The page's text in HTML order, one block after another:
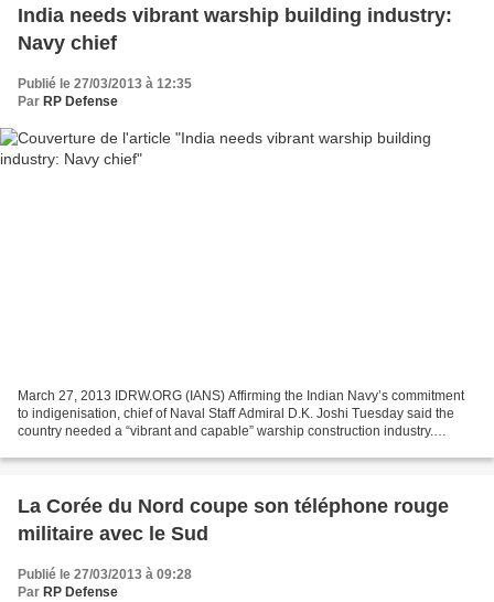
India needs vibrant warship building industry:
Navy chief
Publié le 27/03/2013 à 12:35
Par RP Defense
March 27, 2013 IDRW.ORG (IANS) Affirming the Indian Navy’s commitment
to indigenisation, chief of Naval Staff Admiral D.K. Joshi Tuesday said the
country needed a “vibrant and capable” warship construction industry.
La Corée du Nord coupe son téléphone rouge
militaire avec le Sud
Publié le 27/03/2013 à 09:28
Par RP Defense